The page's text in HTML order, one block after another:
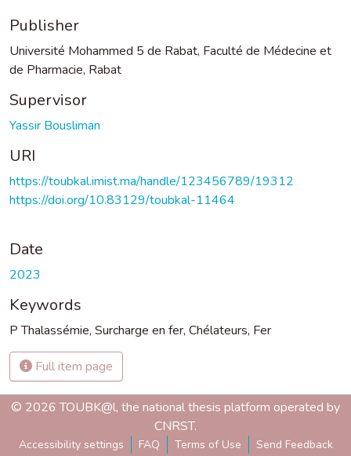
Publisher
Université Mohammed 5 de Rabat, Faculté de Médecine et
de Pharmacie, Rabat
Supervisor
Yassir Bousliman
URI
https://toubkal.imist.ma/handle/123456789/19312
https://doi.org/10.83129/toubkal-11464
Date
2023
Keywords
P Thalassémie, Surcharge en fer, Chélateurs, Fer
Full item page
© 2026 TOUBK@l, the national thesis platform operated by
CNRST.
Accessibility settings FAQ Terms of Use Send Feedback